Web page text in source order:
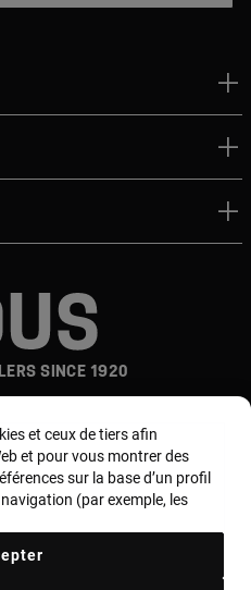
SINCE 1920
:France / Euro
et ceux de tiers afin
et pour vous montrer des
sur la base d’un profil
(par exemple, les